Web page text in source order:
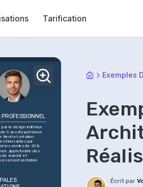
Tarification
PROFESSIONNEL
par le design intérieur
5 ans d'expérience.
Revit et création
innovantes qui
les ventes de 20%.
approfondie des
de marché et
en présentation
Exemples
Écrit par